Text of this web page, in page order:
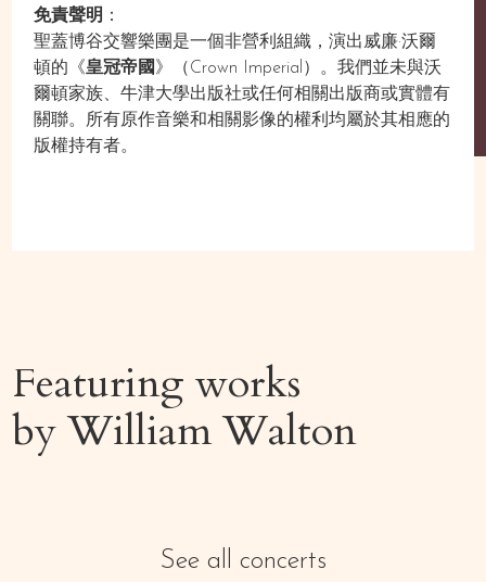
免責聲明 ：
聖蓋博谷交響樂團是一個非營利組織，演出威廉·沃爾
頓的《皇冠帝國》（Crown Imperial）。我們並未與沃
爾頓家族、牛津大學出版社或任何相關出版商或實體有
關聯。所有原作音樂和相關影像的權利均屬於其相應的
版權持有者。
Featuring works
byWilliam Walton
See all concerts